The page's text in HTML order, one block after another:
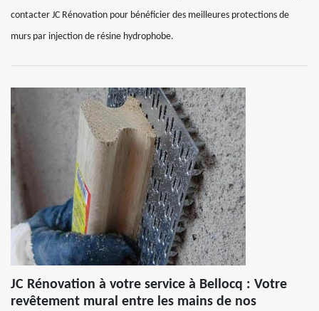
contacter JC Rénovation pour bénéficier des meilleures protections de
murs par injection de résine hydrophobe.
JC Rénovation à votre service à Bellocq : Votre
revêtement mural entre les mains de nos